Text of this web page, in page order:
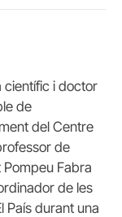
científic i doctor
de
del Centre
de
Fabra
de les
País durant una